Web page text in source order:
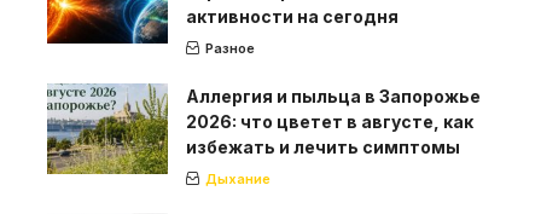
активности на сегодня
Разное
Аллергия и пыльца в Запорожье
2026: что цветет в августе, как
избежать и лечить симптомы
Дыхание